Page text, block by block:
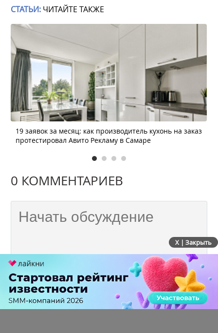
СТАТЬИ: ЧИТАЙТЕ ТАКЖЕ
19 заявок за месяц: как производитель кухонь на заказ
протестировал Авито Рекламу в Самаре
0 КОММЕНТАРИЕВ
X | Закрыть